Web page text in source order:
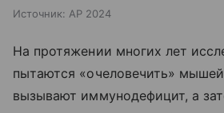
Источник: AP 2024
На протяжении многих лет
пытаются «очеловечить»
вызывают иммунодефицит, а